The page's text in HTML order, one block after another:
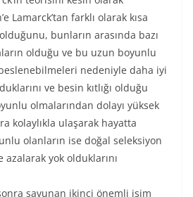
Lamarck’tan farklı olarak kısa
bunların arasında bazı
olduğu ve bu uzun boyunlu
nedeniyle daha iyi
ve besin kıtlığı olduğu
olmalarından dolayı yüksek
kolaylıkla ulaşarak hayatta
olanların ise doğal seleksiyon
yok olduklarını
savunan ikinci önemli isim